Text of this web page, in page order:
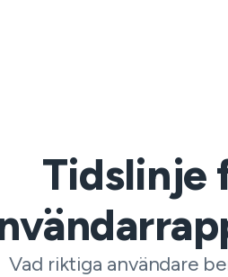
Tidslinje
Vad riktiga användare